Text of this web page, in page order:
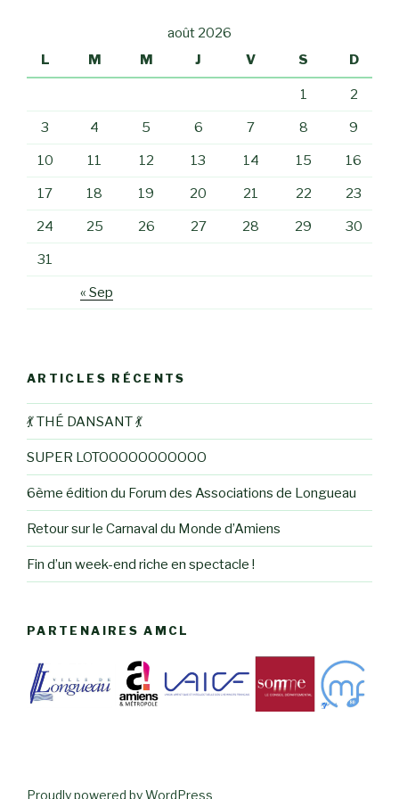
août 2026
L
M M J V S D
« Sep
1 2
3 4 5 6 7 8 9
10 11 12 13 14 15 16
17 18 19 20 21 22 23
24 25 26 27 28 29 30
31
ARTICLES RÉCENTS
💃 THÉ DANSANT 💃
SUPER LOTOOOOOOOOOOO
6ème édition du Forum des Associations de Longueau
Retour sur le Carnaval du Monde d’Amiens
Fin d’un week-end riche en spectacle !
PARTENAIRES AMCL
Proudly powered by WordPress